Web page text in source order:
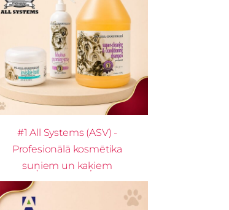
#1 All Systems (ASV) -
Profesionālā kosmētika
suņiem un kaķiem